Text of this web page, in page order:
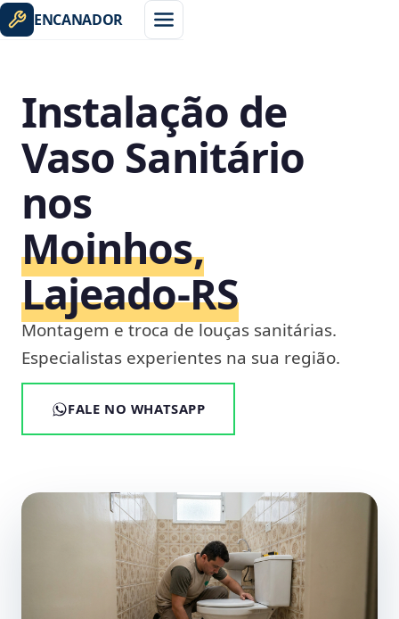
ENCANADOR
Instalação de
Vaso Sanitário
nos
Moinhos,
Lajeado‑RS
Montagem e troca de louças sanitárias.
Especialistas experientes na sua região.
FALE NO WHATSAPP